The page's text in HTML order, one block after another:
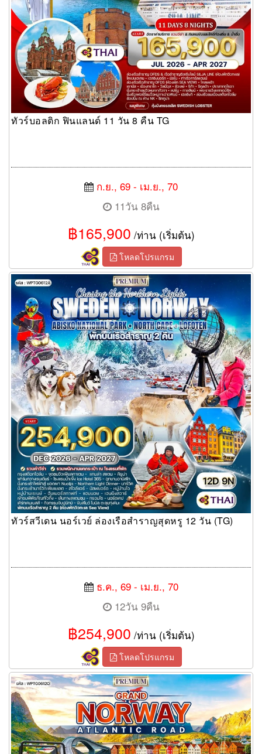
ทัวร์บอลติก ฟินแลนด์ 11 วัน 8 คืน TG
ก.ย., 69 - เม.ย., 70
11วัน 8คืน
฿165,900 /ท่าน (เริ่มต้น)
โหลดโปรแกรม
ทัวร์สวีเดน นอร์เวย์ ล่องเรือสำราญสุดหรู 12 วัน (TG)
ทัวร์สวีเดน นอร์เวย์ ล่องเรือสำราญสุดหรู 12 วัน (TG)
ธ.ค., 69 - เม.ย., 70
12วัน 9คืน
฿254,900 /ท่าน (เริ่มต้น)
โหลดโปรแกรม
ทัวร์นอร์เวย์ เส้นทาง Atlantic Road 12 วัน (TG)